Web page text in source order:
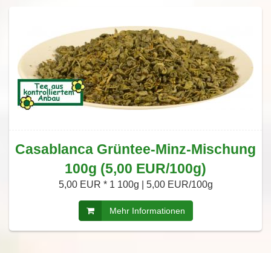
Casablanca Grüntee-Minz-Mischung
100g (5,00 EUR/100g)
5,00 EUR * 1 100g | 5,00 EUR/100g
Mehr Informationen